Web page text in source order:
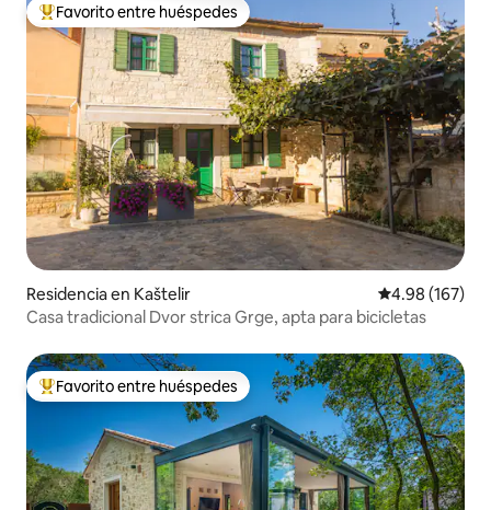
De los mejores en Favorito entre huéspedes
Favorito entre huéspedes
Residencia en Kaštelir Calificación
4.98 (167)
Casa tradicional Dvor strica Grge, apta para bicicletas
De los mejores en Favorito entre huéspedes
Favorito entre huéspedes